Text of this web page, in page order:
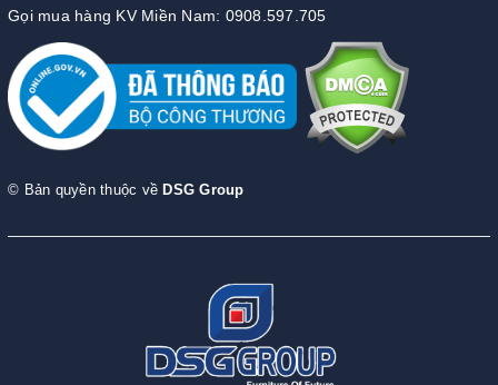
Gọi mua hàng KV Miền Nam: 0908.597.705
© Bản quyền thuộc về DSG Group